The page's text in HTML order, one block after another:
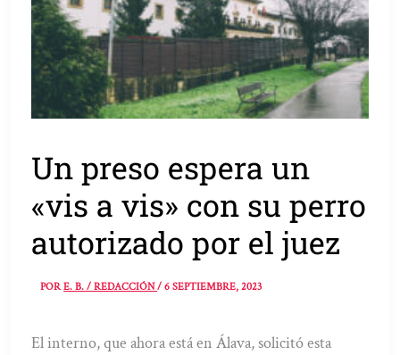
Un preso espera un
«vis a vis» con su perro
autorizado por el juez
PORE. B. / REDACCIÓN/6 SEPTIEMBRE, 2023
El interno, que ahora está en Álava, solicitó esta